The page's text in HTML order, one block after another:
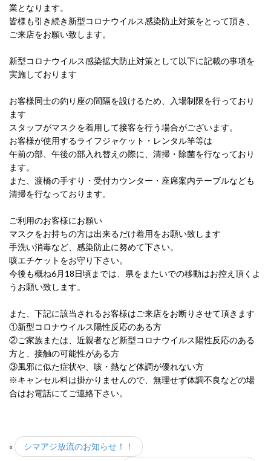
業となります。
皆様も引き続き新型コロナウイルス感染防止対策をとって頂き、
ご来店をお願い致します。
新型コロナウイルス感染拡大防止対策として以下に記載の事項を
実施しております
お客様同士の釣り座の間隔を設けるため、
入場制限を行っており
ます
スタッフがマスクを着用して接客を行う場合がございます。
お客様が使用するライフジャケット・レンタル竿等は
午前の部、午後の部入れ替えの際に、清掃・ 除菌を行なっており
ます。
また、渡橋の手すり・受付カウンター・ 座席案内テーブルなども
清掃を行なっております。
ご利用のお客様にお願い
マスクをお持ちの方は出来るだけ着用をお願い致します
手洗い消毒など、感染防止に努めて下さい。
咳エチケットをお守り下さい。
今後も概ね6月18日頃までは、県をまたいでの移動はお控え頂くよ
うお願い致します。
また、下記に該当されるお客様はご来店をお断りさせて頂きます
①新型コロナウイルス陽性反応のある方
②ご家族または、 近親者など新型コロナウイルス陽性反応のある
方と、 接触の可能性がある方
③風邪に似た症状や、咳・熱など体調が優れない方
※キャンセル料は掛かりませんので、無理せず体調不良などの場
合はお電話にてご連絡下さい。
«
シマアジ放流のお知らせ！！